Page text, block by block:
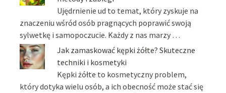
Ujędrnienie ud to temat, który zyskuje na
znaczeniu wśród osób pragnących poprawić swoją
sylwetkę i samopoczucie. Każdy z nas marzy …
Jak zamaskować kępki żółte? Skuteczne
techniki i kosmetyki
Kępki żółte to kosmetyczny problem,
który dotyka wielu osób, a ich obecność może stać się